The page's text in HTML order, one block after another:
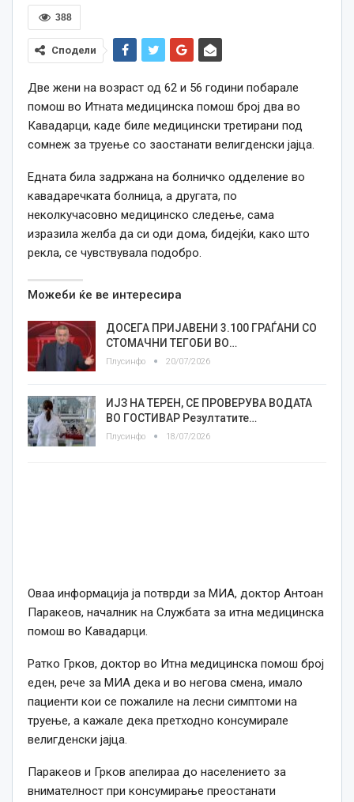
388
Сподели
Две жени на возраст од 62 и 56 години побарале
помош во Итната медицинска помош број два во
Кавадарци, каде биле медицински третирани под
сомнеж за труење со заостанати велигденски јајца.
Едната била задржана на болничко одделение во
кавадаречката болница, а другата, по
неколкучасовно медицинско следење, сама
изразила желба да си оди дома, бидејќи, како што
рекла, се чувствувала подобро.
Можеби ќе ве интересира
ДОСЕГА ПРИЈАВЕНИ 3.100 ГРАЃАНИ СО
СТОМАЧНИ ТЕГОБИ ВО…
Плусинфо 20/07/2026
ИЈЗ НА ТЕРЕН, СЕ ПРОВЕРУВА ВОДАТА
ВО ГОСТИВАР Резултатите…
Плусинфо 18/07/2026
Оваа информација ја потврди за МИА, доктор Антоан
Паракеов, началник на Службата за итна медицинска
помош во Кавадарци.
Ратко Грков, доктор во Итна медицинска помош број
еден, рече за МИА дека и во негова смена, имало
пациенти кои се пожалиле на лесни симптоми на
труење, а кажале дека претходно консумирале
велигденски јајца.
Паракеов и Грков апелираа до населението за
внимателност при консумирање преостанати